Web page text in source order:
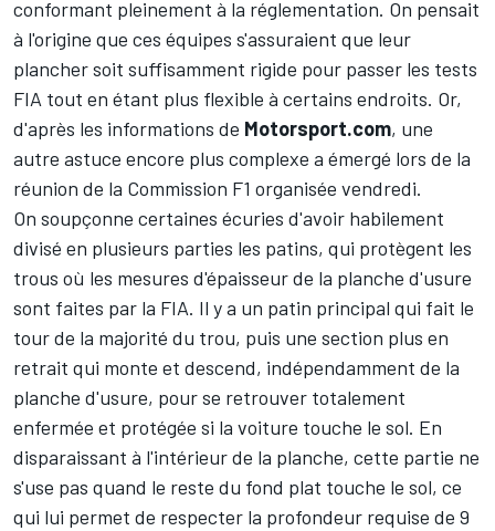
conformant pleinement à la réglementation. On pensait
à l'origine que ces équipes s'assuraient que leur
plancher soit suffisamment rigide pour passer les tests
FIA tout en étant plus flexible à certains endroits. Or,
d'après les informations de Motorsport.com, une
autre astuce encore plus complexe a émergé lors de la
réunion de la Commission F1 organisée vendredi.
On soupçonne certaines écuries d'avoir habilement
divisé en plusieurs parties les patins, qui protègent les
trous où les mesures d'épaisseur de la planche d'usure
sont faites par la FIA. Il y a un patin principal qui fait le
tour de la majorité du trou, puis une section plus en
retrait qui monte et descend, indépendamment de la
planche d'usure, pour se retrouver totalement
enfermée et protégée si la voiture touche le sol. En
disparaissant à l'intérieur de la planche, cette partie ne
s'use pas quand le reste du fond plat touche le sol, ce
qui lui permet de respecter la profondeur requise de 9